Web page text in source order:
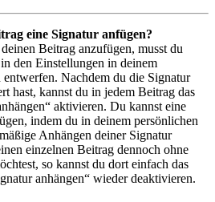
eine Signatur anfügen?
Beitrag anzufügen, musst du
den Einstellungen in deinem
Nachdem du die Signatur
hast, kannst du in jedem Beitrag das
aktivieren. Du kannst eine
indem du in deinem persönlichen
Anhängen deiner Signatur
einzelnen Beitrag dennoch ohne
so kannst du dort einfach das
anhängen“ wieder deaktivieren.